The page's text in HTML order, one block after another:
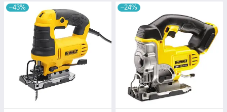
–43% –24%